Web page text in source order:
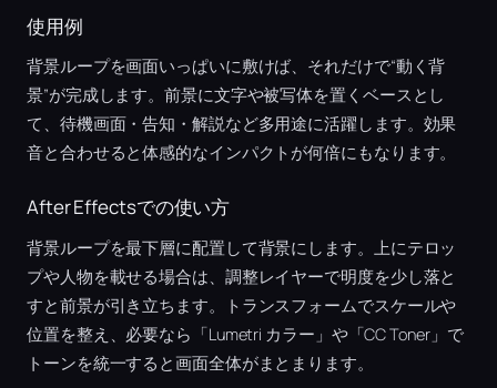
使用例
背景ループを画面いっぱいに敷けば、それだけで“動く背
景”が完成します。前景に文字や被写体を置くベースとし
て、待機画面・告知・解説など多用途に活躍します。効果
音と合わせると体感的なインパクトが何倍にもなります。
After Effectsでの使い方
背景ループを最下層に配置して背景にします。上にテロッ
プや人物を載せる場合は、調整レイヤーで明度を少し落と
すと前景が引き立ちます。トランスフォームでスケールや
位置を整え、必要なら「Lumetri カラー」や「CC Toner」で
トーンを統一すると画面全体がまとまります。